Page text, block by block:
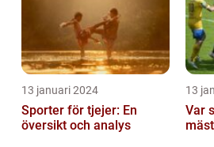
13 januari 2024
Sporter för tjejer: En
översikt och analys
13
Var